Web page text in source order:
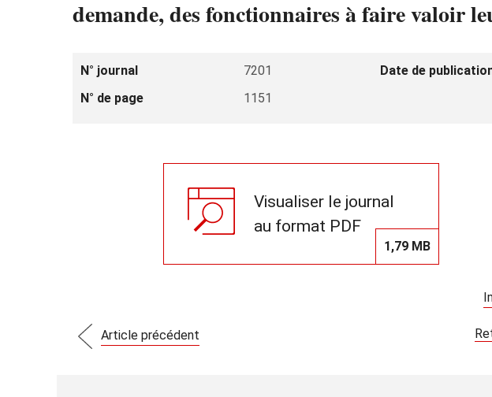
demande, des fonctionnaires à faire valoir
N° journal 7201 Date de
N° de page
1151
Visualiser le journal
au format PDF
1,79 MB
Article précédent